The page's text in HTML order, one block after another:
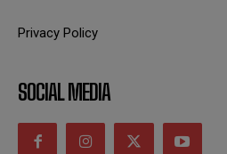
Privacy Policy
SOCIAL MEDIA